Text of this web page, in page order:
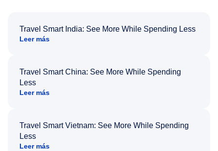
Travel Smart India: See More While Spending Less
Leer más
Travel Smart China: See More While Spending
Less
Leer más
Travel Smart Vietnam: See More While Spending
Less
Leer más